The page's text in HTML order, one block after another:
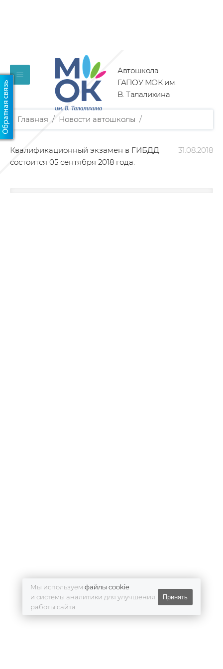
Мы используем файлы cookie
и системы аналитики для улучшения
работы сайта
Принять
Автошкола
ГАПОУ МОК им.
В. Талалихина
≡
Главная / Новости автошколы /
31.08.2018
Квалификационный экзамен в ГИБДД
состоится 05 сентября 2018 года.